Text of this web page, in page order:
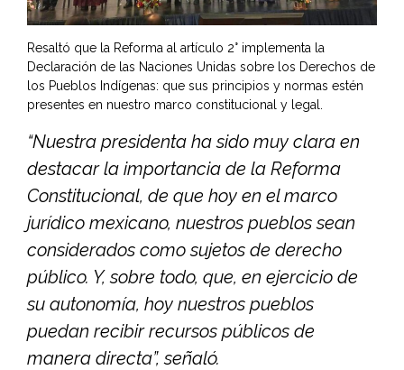
Resaltó que la Reforma al artículo 2° implementa la
Declaración de las Naciones Unidas sobre los Derechos de
los Pueblos Indígenas: que sus principios y normas estén
presentes en nuestro marco constitucional y legal.
“Nuestra presidenta ha sido muy clara en
destacar la importancia de la Reforma
Constitucional, de que hoy en el marco
jurídico mexicano, nuestros pueblos sean
considerados como sujetos de derecho
público. Y, sobre todo, que, en ejercicio de
su autonomía, hoy nuestros pueblos
puedan recibir recursos públicos de
manera directa”, señaló.